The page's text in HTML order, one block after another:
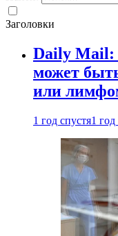
Заголовки
Daily Mail:
может
или
1 год спустя1 год